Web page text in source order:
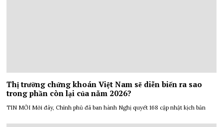
Thị trường chứng khoán Việt Nam sẽ diễn biến ra sao
trong phần còn lại của năm 2026?
TIN MỚI Mới đây, Chính phủ đã ban hành Nghị quyết 168 cập nhật kịch bản